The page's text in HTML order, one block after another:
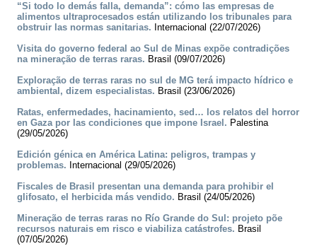
“Si todo lo demás falla, demanda”: cómo las empresas de
alimentos ultraprocesados están utilizando los tribunales para
obstruir las normas sanitarias. Internacional (22/07/2026)
Visita do governo federal ao Sul de Minas expõe contradições
na mineração de terras raras. Brasil (09/07/2026)
Exploração de terras raras no sul de MG terá impacto hídrico e
ambiental, dizem especialistas. Brasil (23/06/2026)
Ratas, enfermedades, hacinamiento, sed… los relatos del horror
en Gaza por las condiciones que impone Israel. Palestina
(29/05/2026)
Edición génica en América Latina: peligros, trampas y
problemas. Internacional (29/05/2026)
Fiscales de Brasil presentan una demanda para prohibir el
glifosato, el herbicida más vendido. Brasil (24/05/2026)
Mineração de terras raras no Río Grande do Sul: projeto põe
recursos naturais em risco e viabiliza catástrofes. Brasil
(07/05/2026)